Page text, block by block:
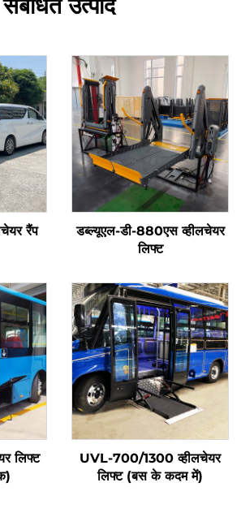
संबंधित उत्पाद
रैंप
डब्ल्यूएल-डी-880एस व्हीलचेयर
लिफ्ट
लिफ्ट
UVL-700/1300 व्हीलचेयर
लिफ्ट (बस के कदम में)